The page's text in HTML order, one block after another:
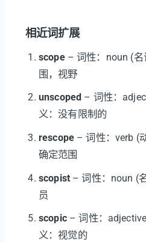
相近词扩展
scope– 词性：noun (名
围，视野
unscoped – 词性：
义：没有限制的
rescope – 词性：verb (
确定范围
scopist – 词性：noun (
员
scopic– 词性：
义：视觉的